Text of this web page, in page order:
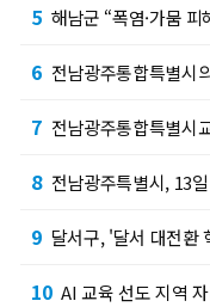
5 해남군 “폭염·가뭄
6 전남광주통합특별시의회
7 전남광주통합특별시
8 전남광주특별시, 13일 일본군‘위
9 달서구, '달서 대전환 혁신
10 AI 교육 선도 지역 자리매